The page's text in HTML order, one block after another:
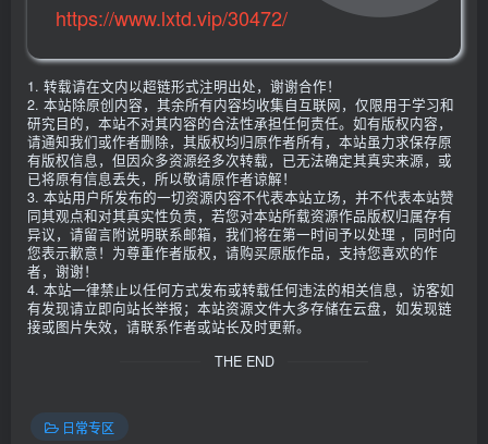
https://www.lxtd.vip/30472/
1. 转载请在文内以超链形式注明出处，谢谢合作！
2. 本站除原创内容，其余所有内容均收集自互联网，仅限用于学习和
研究目的，本站不对其内容的合法性承担任何责任。如有版权内容，
请通知我们或作者删除，其版权均归原作者所有，本站虽力求保存原
有版权信息，但因众多资源经多次转载，已无法确定其真实来源，或
已将原有信息丢失，所以敬请原作者谅解！
3. 本站用户所发布的一切资源内容不代表本站立场，并不代表本站赞
同其观点和对其真实性负责，若您对本站所载资源作品版权归属存有
异议，请留言附说明联系邮箱，我们将在第一时间予以处理 ，同时向
您表示歉意！为尊重作者版权，请购买原版作品，支持您喜欢的作
者，谢谢！
4. 本站一律禁止以任何方式发布或转载任何违法的相关信息，访客如
有发现请立即向站长举报；本站资源文件大多存储在云盘，如发现链
接或图片失效，请联系作者或站长及时更新。
THE END
日常专区